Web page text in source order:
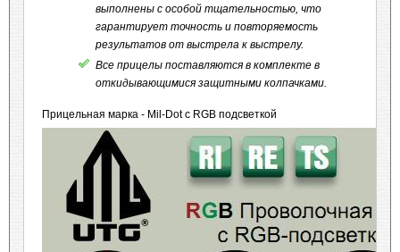
выполнены с особой тщательностью, что
гарантирует точность и повторяемость
результатов от выстрела к выстрелу.
Все прицелы поставляются в комплекте в
откидывающимися защитными колпачками.
Прицельная марка - Mil-Dot с RGB подсветкой